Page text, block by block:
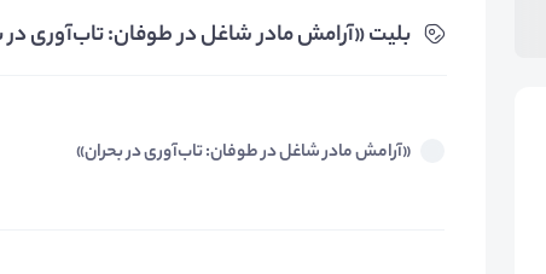
بلیت‌ «آرامش مادر شاغل در طوفان: تاب‌آوری در
«آرامش مادر شاغل در طوفان: تاب‌آوری در بحران»